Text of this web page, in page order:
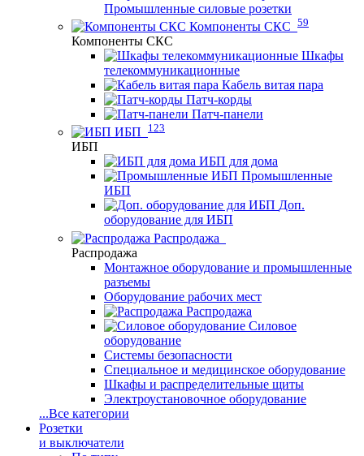
Промышленные силовые розетки
Компоненты СКС 59
Компоненты СКС
Шкафы
телекоммуникационные
Кабель витая пара
Патч-корды
Патч-панели
ИБП
123
ИБП
ИБП для дома
Промышленные
ИБП
Доп.
оборудование для ИБП
Распродажа
Распродажа
Монтажное оборудование и промышленные
разъемы
Оборудование рабочих мест
Распродажа
Силовое
оборудование
Системы безопасности
Специальное и медицинское оборудование
Шкафы и распределительные щиты
Электроустановочное оборудование
...Все категории
Розетки
и выключатели